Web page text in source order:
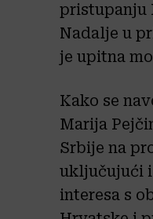
pristupanju
Nadalje u
je upitna
Kako se
Marija
Srbije na
uključujući i
interesa s